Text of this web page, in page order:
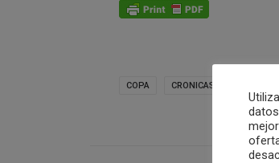
COPA CRONICAS